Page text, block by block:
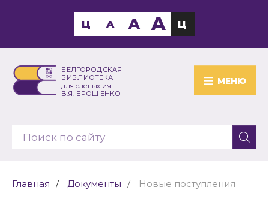
БЕЛГОРОДСКАЯ
БИБЛИОТЕКА
для слепых им.
В.Я. ЕРОШЕНКО
МЕНЮ
Ц A A A Ц
Главная Документы Новые поступления